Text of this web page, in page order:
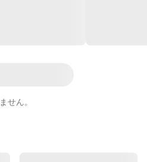
せん。